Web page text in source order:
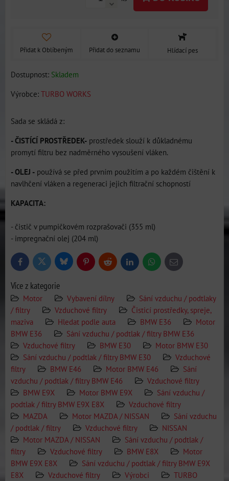
Přidat k Oblíbeným Přidat do seznamu Hlídací pes
Dostupnost: Skladem
Výrobce: TURBO WORKS
Sada se skládá z:
- ČISTÍCÍ PROSTŘEDEK- prostředek slouží k důkladnému
promytí filtru bez nadměrného vysoušení vláken.
- OLEJ - používá se před prvním použitím a po každém čištění k
navlhčení vláken a regeneraci jejich filtrační schopností
KAPACITA:
- čistič v pumpičkovém rozprašovači (355 ml)
- impregnační olej (204 ml)
FacebookTwitter BlueskyPinterestReddit LinkedInWhatsApp
E-
mail
Více z kategorie
Motor Vybavení dílny
Sání vzduchu / podtlaky
/ filtry
Vzduchové filtry
Čisticí prostředky, spreje,
maziva
Hledat podle auta BMW E36
Motor
BMW E36
Sání vzduchu / podtlak / filtry BMW E36
Vzduchové filtry
BMW E30
Motor BMW E30
Sání vzduchu / podtlak / filtry BMW E30
Vzduchové
filtry
BMW E46 Motor BMW E46
Sání
vzduchu / podtlak / filtry BMW E46
Vzduchové filtry
BMW E9X
Motor BMW E9X
Sání vzduchu /
podtlak / filtry BMW E9X E8X
Vzduchové filtry
MAZDA
Motor MAZDA / NISSAN
Sání vzduchu
/ podtlak / filtry
Vzduchové filtry
NISSAN
Motor MAZDA / NISSAN
Sání vzduchu / podtlak /
filtry
Vzduchové filtry BMW E8X
Motor
BMW E9X E8X
Sání vzduchu / podtlak / filtry BMW E9X
E8X
Vzduchové filtry Výrobci
TURBO